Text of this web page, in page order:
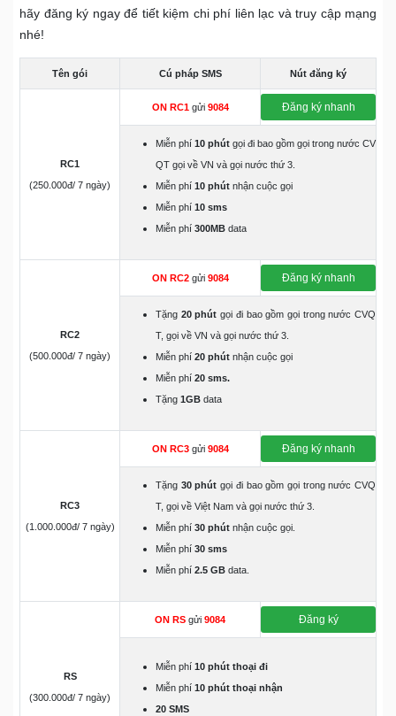
hãy đăng ký ngay để tiết kiệm chi phí liên lạc và truy cập mạng
nhé!
Tên gói Cú pháp SMS Nút đăng ký
RC1
(250.000đ/ 7 ngày)
ON RC1gửi 9084 Đăng ký nhanh
Miễn phí 10 phút gọi đi bao gồm gọi trong nước CV
QT gọi về VN và gọi nước thứ 3.
Miễn phí 10 phút nhận cuộc gọi
Miễn phí 10 sms
Miễn phí 300MB data
RC2
(500.000đ/ 7 ngày)
ON RC2gửi 9084 Đăng ký nhanh
Tặng 20 phút gọi đi bao gồm gọi trong nước CVQ
T, gọi về VN và gọi nước thứ 3.
Miễn phí 20 phút nhận cuộc gọi
Miễn phí 20 sms.
Tặng 1GB data
RC3
(1.000.000đ/ 7 ngày)
ON RC3gửi 9084 Đăng ký nhanh
Tặng 30 phút gọi đi bao gồm gọi trong nước CVQ
T, gọi về Việt Nam và gọi nước thứ 3.
Miễn phí 30 phút nhận cuộc gọi.
Miễn phí 30 sms
Miễn phí 2.5 GB data.
RS
(300.000đ/ 7 ngày)
ON RS gửi 9084 Đăng ký
Miễn phí 10 phút thoại đi
Miễn phí 10 phút thoại nhận
20 SMS